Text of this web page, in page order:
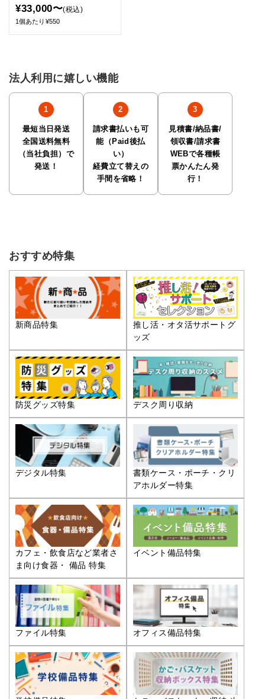
¥33,000〜(税込)
1個あたり¥550
法人利用に嬉しい機能
最短当日発送
全国送料無料
（当社負担）で
発送！
請求書払いも可
能（Paid後払
い）
経費立て替えの
手間を省略！
見積書/納品書/
領収書/請求書
WEBで各種帳
票かんたん発
行！
おすすめ特集
新商品特集
推し活・オタ活サポートグ
ッズ
防災グッズ特集 デスク周り収納
デジタル特集
書類ケース・ポーチ・クリ
アホルダー特集
カフェ・飲食店など業者さ
ま向け食器・ 備品 特集
イベント備品特集
ファイル特集 オフィス備品特集